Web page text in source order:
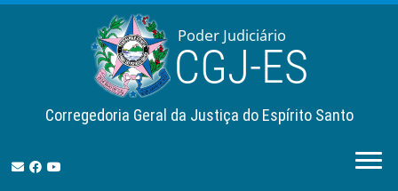
Corregedoria Geral da Justiça do Espírito Santo